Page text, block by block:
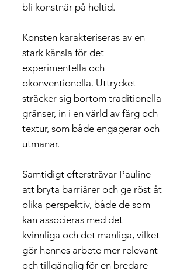
bli konstnär på heltid.
Konsten karakteriseras av en
stark känsla för det
experimentella och
okonventionella. Uttrycket
sträcker sig bortom traditionella
gränser, in i en värld av färg och
textur, som både engagerar och
utmanar.
Samtidigt eftersträvar Pauline
att bryta barriärer och ge röst åt
olika perspektiv, både de som
kan associeras med det
kvinnliga och det manliga, vilket
gör hennes arbete mer relevant
och tillgänglig för en bredare